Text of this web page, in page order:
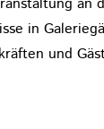
in
und